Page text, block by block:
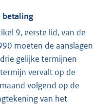
betaling
9, eerste lid, van de
moeten de aanslagen
gelijke termijnen
vervalt op de
volgend op de
van het